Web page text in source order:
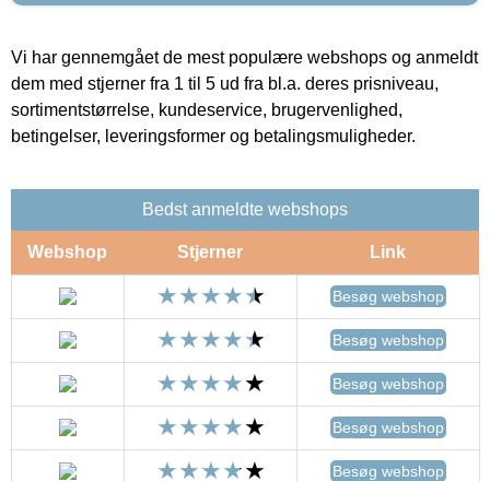
Vi har gennemgået de mest populære webshops og anmeldt
dem med stjerner fra 1 til 5 ud fra bl.a. deres prisniveau,
sortimentstørrelse, kundeservice, brugervenlighed,
betingelser, leveringsformer og betalingsmuligheder.
Bedst anmeldte webshops
Webshop Stjerner Link
Besøg webshop
Besøg webshop
Besøg webshop
Besøg webshop
Besøg webshop